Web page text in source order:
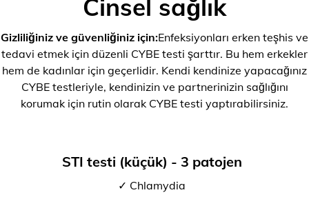
Cinsel sağlık
Gizliliğiniz ve güvenliğiniz için:Enfeksiyonları erken teşhis ve
tedavi etmek için düzenli CYBE testi şarttır. Bu hem erkekler
hem de kadınlar için geçerlidir. Kendi kendinize yapacağınız
CYBE testleriyle, kendinizin ve partnerinizin sağlığını
korumak için rutin olarak CYBE testi yaptırabilirsiniz.
STI testi (küçük) - 3 patojen
✓ Chlamydia